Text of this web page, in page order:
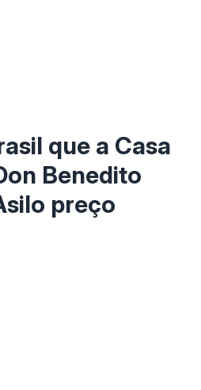
que a Casa
Benedito
preço